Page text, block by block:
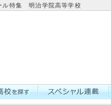
ル特集 明治学院高等学校